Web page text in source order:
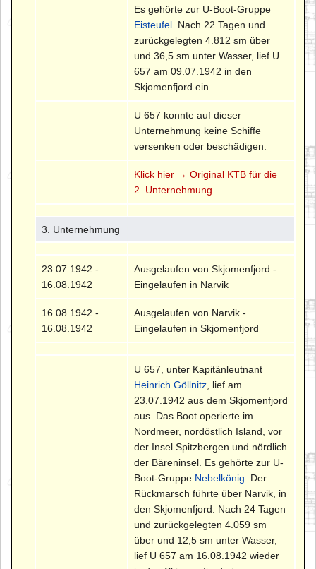
Es gehörte zur U-Boot-Gruppe
Eisteufel . Nach 22 Tagen und
zurückgelegten 4.812 sm über
und 36,5 sm unter Wasser, lief U
657 am 09.07.1942 in den
Skjomenfjord ein.
U 657 konnte auf dieser
Unternehmung keine Schiffe
versenken oder beschädigen.
Klick hier → Original KTB für die
2. Unternehmung
3. Unternehmung
23.07.1942 -
16.08.1942
Ausgelaufen von Skjomenfjord -
Eingelaufen in Narvik
16.08.1942 -
16.08.1942
Ausgelaufen von Narvik -
Eingelaufen in Skjomenfjord
U 657, unter Kapitänleutnant
Heinrich Göllnitz , lief am
23.07.1942 aus dem Skjomenfjord
aus. Das Boot operierte im
Nordmeer, nordöstlich Island, vor
der Insel Spitzbergen und nördlich
der Bäreninsel. Es gehörte zur U-
Boot-Gruppe Nebelkönig . Der
Rückmarsch führte über Narvik, in
den Skjomenfjord. Nach 24 Tagen
und zurückgelegten 4.059 sm
über und 12,5 sm unter Wasser,
lief U 657 am 16.08.1942 wieder